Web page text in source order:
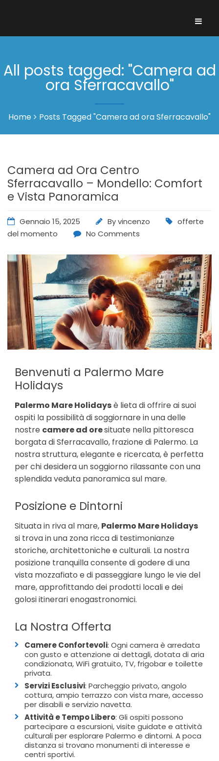
All posts tagged: "Camera ad
ora Sferracavallo"
Home Posts Tagged "Camera ad ora Sferracavallo"
Camera ad Ora Centro
Sferracavallo – Mondello: Comfort
e Vista Panoramica
Gennaio 15, 2025 Byvincenzo
offerte
del momento
No Comments
Benvenuti a Palermo Mare
Holidays
Palermo Mare Holidaysè lieta di offrire ai suoi
ospiti la possibilità di soggiornare in una delle
nostre camere ad oresituate nella pittoresca
borgata di Sferracavallo, frazione di Palermo. La
nostra struttura, elegante e ricercata, è perfetta
per chi desidera un soggiorno rilassante con una
splendida veduta panoramica sul mare.
Posizione e Dintorni
Situata in riva al mare, Palermo Mare Holidays
si trova in una zona ricca di testimonianze
storiche, architettoniche e culturali. La nostra
posizione tranquilla consente di godere di una
vista mozzafiato e di passeggiare lungo le vie del
mare, approfittando dei prodotti locali e dei
golosi itinerari enogastronomici.
La Nostra Offerta
Camere Confortevoli: Ogni camera è arredata
con gusto e attenzione ai dettagli, dotata di aria
condizionata, WiFi gratuito, TV, frigobar e toilette
privata.
Servizi Esclusivi: Parcheggio privato, angolo
cottura, ampio terrazzo con vista mare, accesso
per disabili e servizio navetta.
Attività e Tempo Libero: Gli ospiti possono
partecipare a escursioni, visite guidate e attività
culturali per esplorare Palermo e dintorni. A poca
distanza si trovano monumenti di interesse e
centri sportivi.